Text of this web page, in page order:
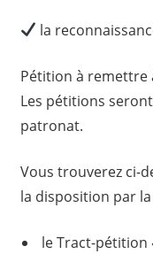
la
Pétition à remettre
Les pétitions
patronat.
Vous trouverez ci-
la disposition par la
le Tract-pétition